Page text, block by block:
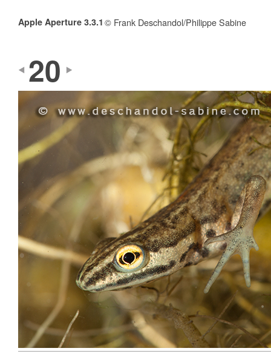
Apple Aperture 3.3.1 © Frank Deschandol/Philippe Sabine
20